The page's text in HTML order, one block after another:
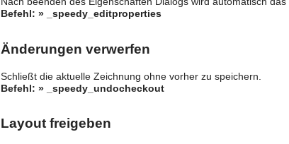
Befehl: » _speedy_editproperties
Änderungen verwerfen
Schließt die aktuelle Zeichnung ohne vorher zu speichern.
Befehl: » _speedy_undocheckout
Layout freigeben